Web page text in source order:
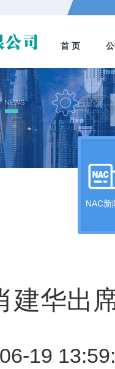
首 页
NAC新
建华出
19